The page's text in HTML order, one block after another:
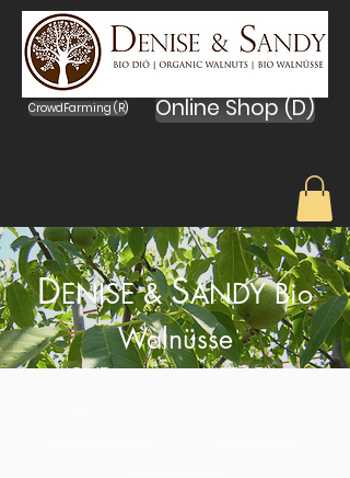
CrowdFarming (R) Online Shop (D)
DENISE &SANDY Bio
Walnüsse
HOME
HISTORY